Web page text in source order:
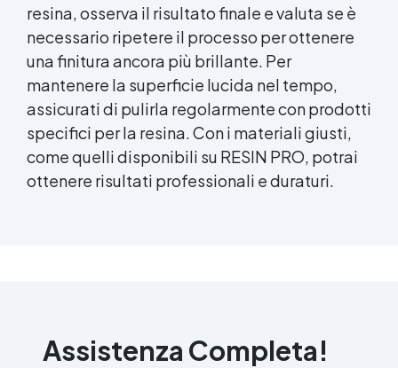
resina, osserva il risultato finale e valuta se è
necessario ripetere il processo per ottenere
una finitura ancora più brillante. Per
mantenere la superficie lucida nel tempo,
assicurati di pulirla regolarmente con prodotti
specifici per la resina. Con i materiali giusti,
come quelli disponibili su RESIN PRO, potrai
ottenere risultati professionali e duraturi.
Assistenza Completa!